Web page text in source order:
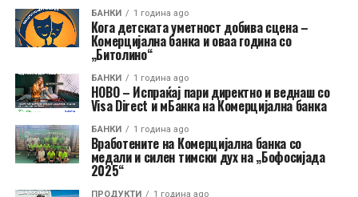
БАНКИ 1 година ago
Кога детската уметност добива сцена –
Комерцијална банка и оваа година со
„Битолино“
БАНКИ 1 година ago
НОВО – Испраќај пари директно и веднаш со
Visa Direct и мБанка на Комерцијална банка
БАНКИ 1 година ago
Вработените на Комерцијална банка со
медали и силен тимски дух на „Бофосијада
2025“
ПРОДУКТИ 1 година ago